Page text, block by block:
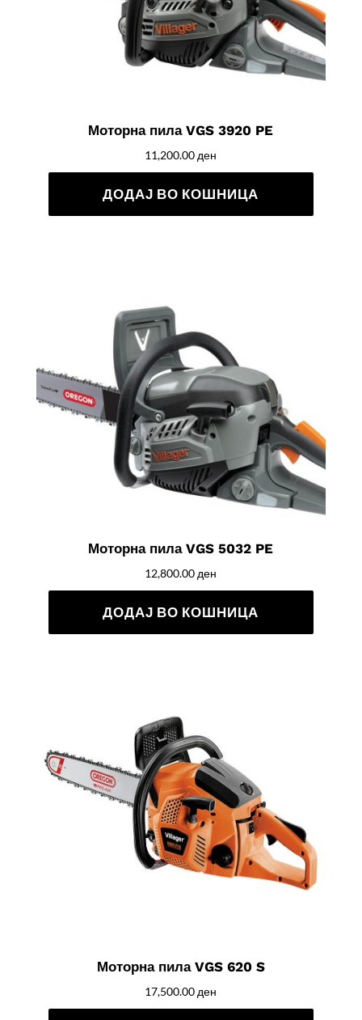
Моторна пила VGS 3920 PE
11,200.00 ден
ДОДАЈ ВО КОШНИЦА
Моторна пила VGS 5032 PE
12,800.00 ден
ДОДАЈ ВО КОШНИЦА
Моторна пила VGS 620 S
17,500.00 ден